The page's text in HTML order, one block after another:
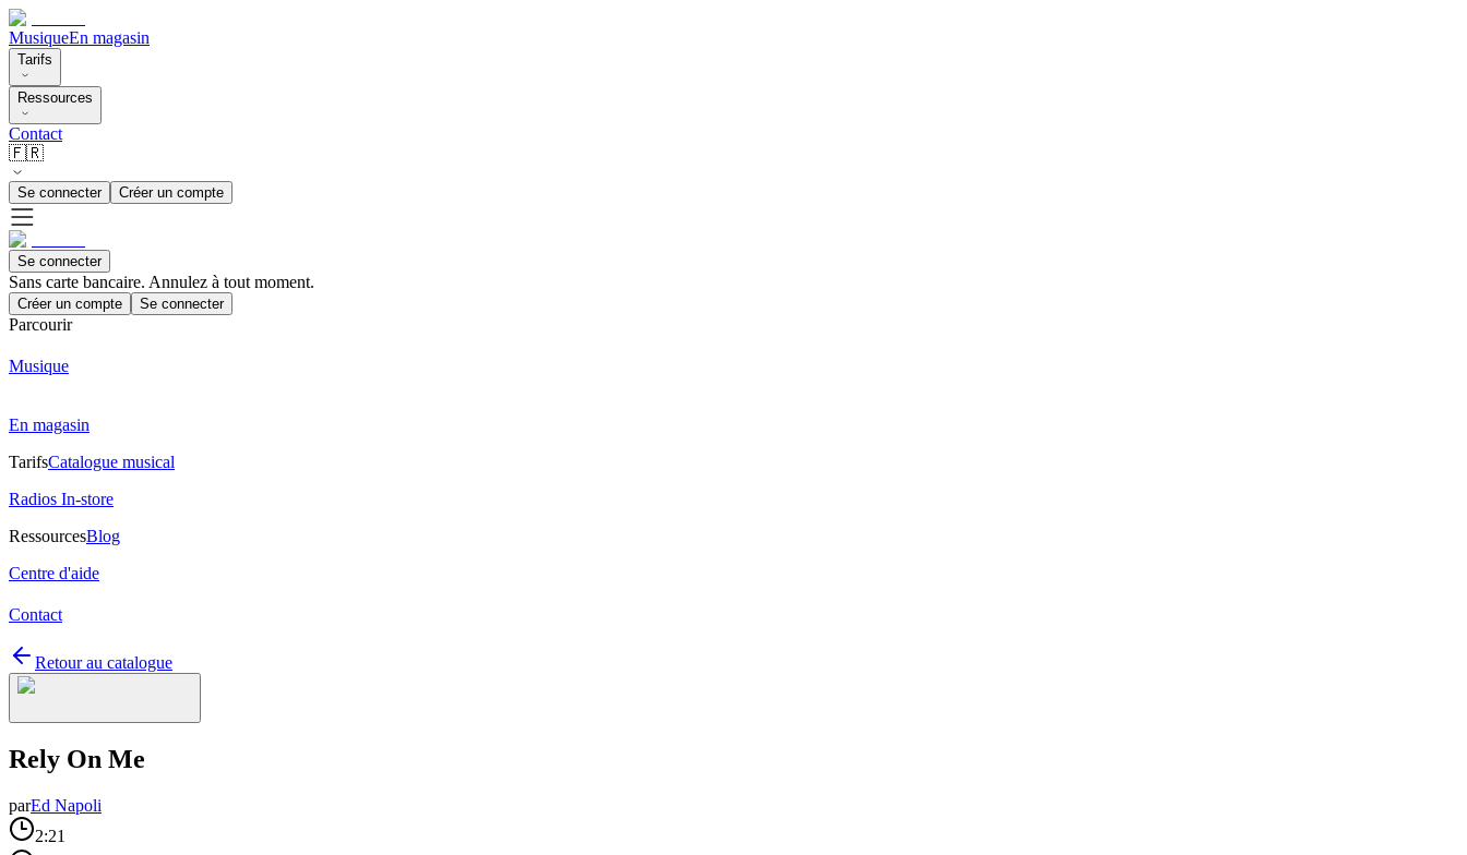
MusiqueEn magasin
Tarifs
Ressources
Contact
🇫🇷
Se connecter Créer un compte
Se connecter
Sans carte bancaire. Annulez à tout moment.
Créer un compte Se connecter
Parcourir
Musique
En magasin
TarifsCatalogue musical
Radios In-store
RessourcesBlog
Centre d'aide
Contact
Retour au catalogue
Rely On Me
parEd Napoli
2:21